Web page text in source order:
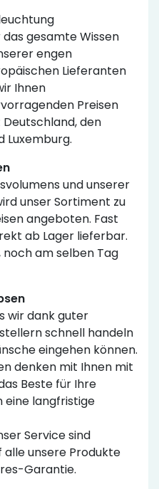
gesamte Wissen
engen
Lieferanten
Ihnen
Preisen
den
Luxemburg.
und unserer
unser Sortiment zu
angeboten. Fast
ab Lager lieferbar.
noch am selben Tag
wir dank guter
schnell handeln
eingehen können.
denken mit Ihnen mit
Beste für Ihre
eine langfristige
Service sind
unsere Produkte
Garantie.